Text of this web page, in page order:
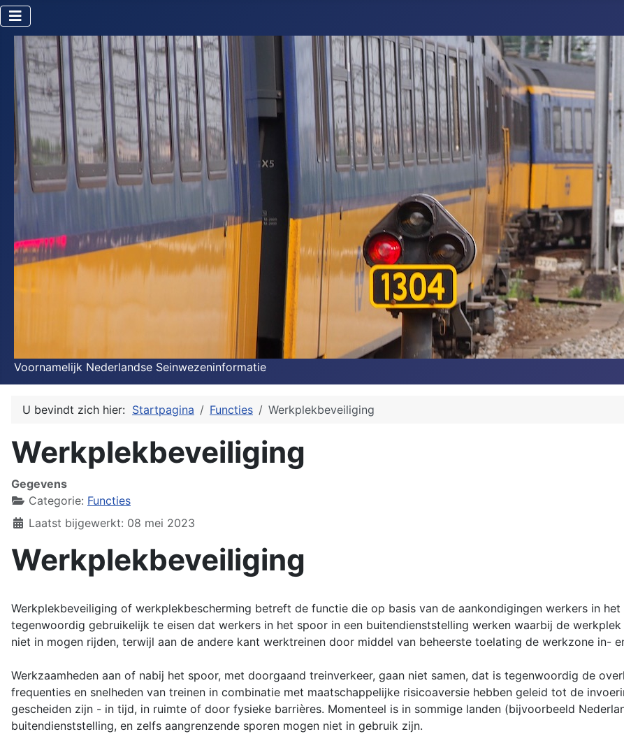
Voornamelijk Nederlandse Seinwezeninformatie
U bevindt zich hier: Startpagina Functies Werkplekbeveiliging
Werkplekbeveiliging
Gegevens
Categorie: Functies
Laatst bijgewerkt: 08 mei 2023
Werkplekbeveiliging
Werkplekbeveiliging of werkplekbescherming betreft de functie die op basis van de aankondigingen werkers in
tegenwoordig gebruikelijk te eisen dat werkers in het spoor in een buitendienststelling werken waarbij de
niet in mogen rijden, terwijl aan de andere kant werktreinen door middel van beheerste toelating de werkzone in-
Werkzaamheden aan of nabij het spoor, met doorgaand treinverkeer, gaan niet samen, dat is tegenwoordig de
frequenties en snelheden van treinen in combinatie met maatschappelijke risicoaversie hebben geleid tot de
gescheiden zijn - in tijd, in ruimte of door fysieke barrières. Momenteel is in sommige landen (bijvoorbeeld
buitendienststelling, en zelfs aangrenzende sporen mogen niet in gebruik zijn.